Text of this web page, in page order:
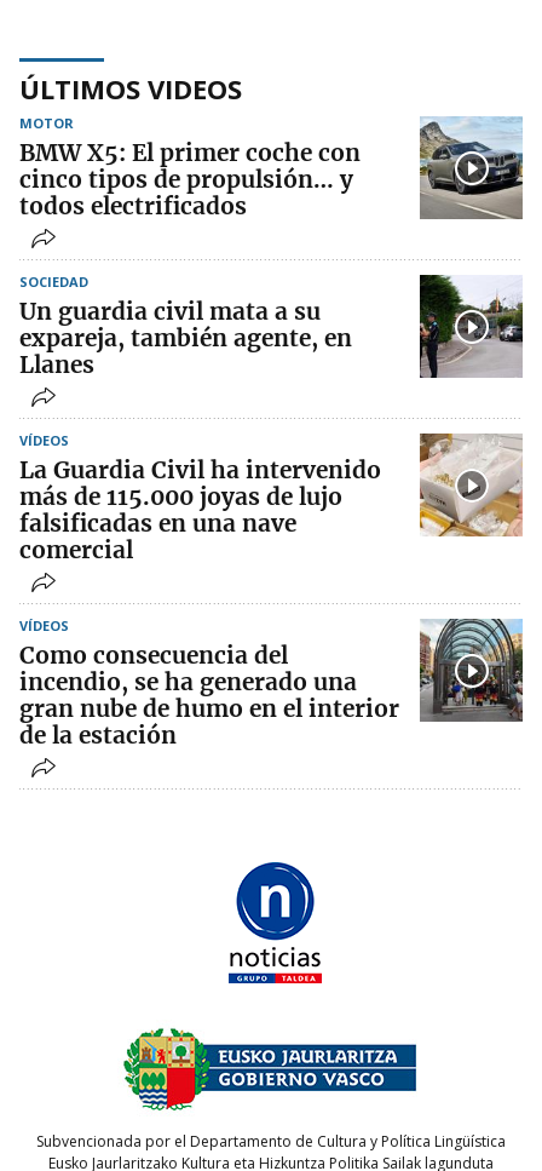
ÚLTIMOS VIDEOS
MOTOR
BMW X5: El primer coche con
cinco tipos de propulsión… y
todos electrificados
SOCIEDAD
Un guardia civil mata a su
expareja, también agente, en
Llanes
VÍDEOS
La Guardia Civil ha intervenido
más de 115.000 joyas de lujo
falsificadas en una nave
comercial
VÍDEOS
Como consecuencia del
incendio, se ha generado una
gran nube de humo en el interior
de la estación
Subvencionada por el Departamento de Cultura y Política Lingüística
Eusko Jaurlaritzako Kultura eta Hizkuntza Politika Sailak lagunduta